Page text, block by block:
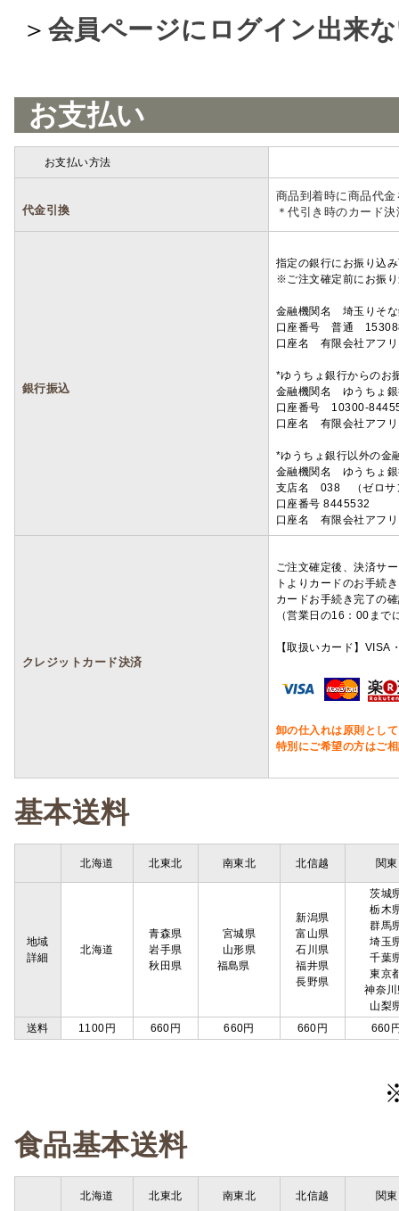
＞ 会員ページにログイン出来
お支払い
お支払い方法
代金引換
商品到着時に商品代
＊代引き時のカード
銀行振込
指定の銀行にお振り込
※ご注文確定前にお振
金融機関名 埼玉りそ
口座番号 普通
口座名 有限会社アフ
*ゆうちょ銀行からのお
金融機関名 ゆうちょ
口座番号 10300-
口座名 有限会社アフ
*ゆうちょ銀行以外の金
金融機関名 ゆうちょ
支店名 038 （ゼロサ
口座番号 8445532
口座名 有限会社アフ
クレジットカード決済
ご注文確定後、決済サ
トよりカードのお手続
カードお手続き完了の
（営業日の16：00ま
【取扱いカード】
卸の仕入れは原則とし
特別にご希望の方はご
基本送料
北海道 北東北 南東北 北信越 関東
地域
詳細
北海道
青森県
岩手県
秋田県
宮城県
山形県
福島県
新潟県
富山県
石川県
福井県
長野県
茨城
栃木
群馬
埼玉
千葉
東京
神奈
山梨
送料
1100円 660円 660円 660円 660
食品基本送料
北海道 北東北 南東北 北信越 関東